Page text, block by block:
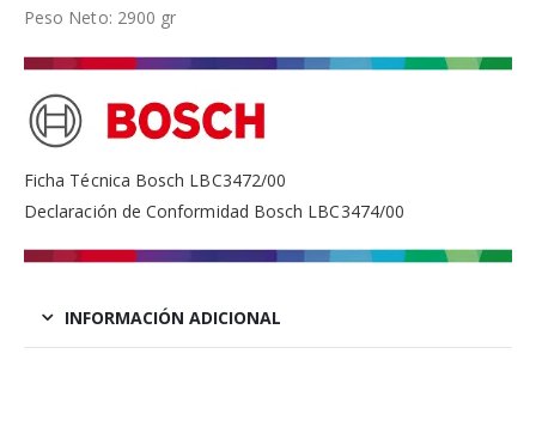
Peso Neto: 2900 gr
Ficha Técnica Bosch LBC3472/00
Declaración de Conformidad Bosch LBC3474/00
INFORMACIÓN ADICIONAL